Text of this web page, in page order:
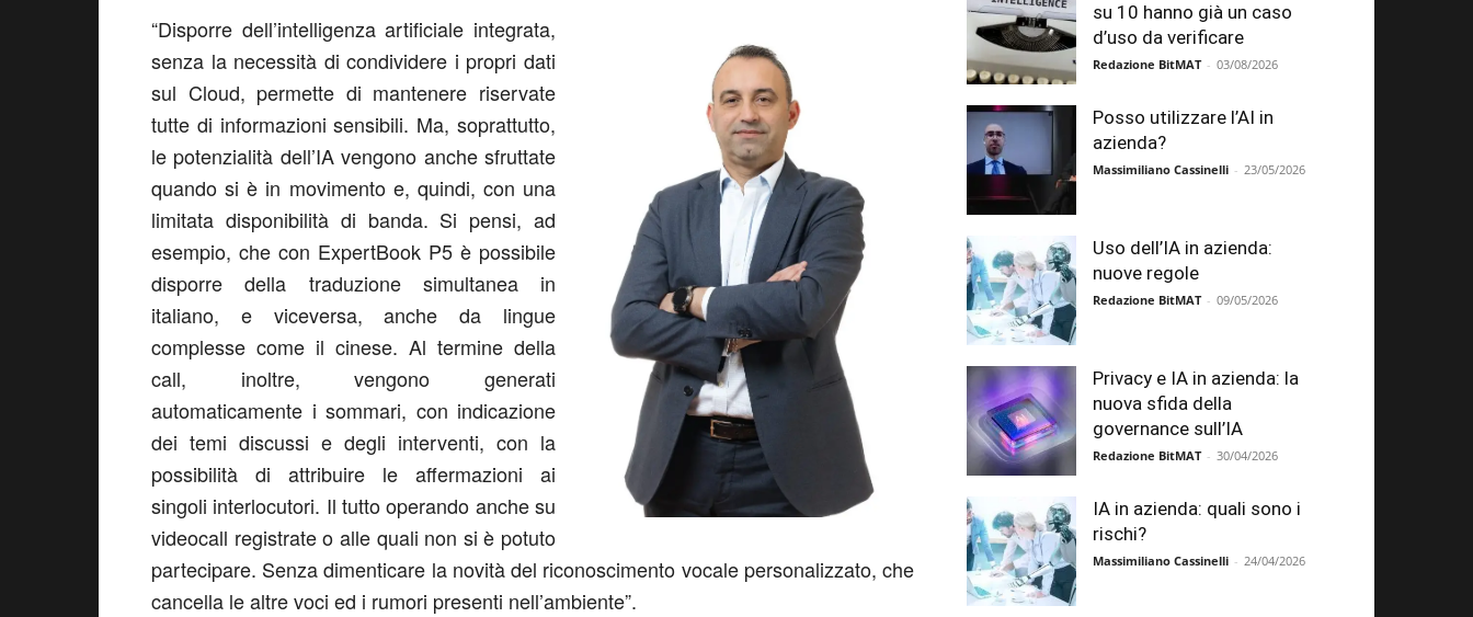
“Disporre dell’intelligenza artificiale integrata,
senza la necessità di condividere i propri dati
sul Cloud, permette di mantenere riservate
tutte di informazioni sensibili. Ma, soprattutto,
le potenzialità dell’IA vengono anche sfruttate
quando si è in movimento e, quindi, con una
limitata disponibilità di banda. Si pensi, ad
esempio, che con ExpertBook P5 è possibile
disporre della traduzione simultanea in
italiano, e viceversa, anche da lingue
complesse come il cinese. Al termine della
call, inoltre, vengono generati
automaticamente i sommari, con indicazione
dei temi discussi e degli interventi, con la
possibilità di attribuire le affermazioni ai
singoli interlocutori. Il tutto operando anche su
videocall registrate o alle quali non si è potuto
partecipare. Senza dimenticare la novità del riconoscimento vocale personalizzato, che
cancella le altre voci ed i rumori presenti nell’ambiente”.
su 10 hanno già un caso
d’uso da verificare
Redazione BitMAT - 03/08/2026
Posso utilizzare l’AI in
azienda?
Massimiliano Cassinelli - 23/05/2026
Uso dell’IA in azienda:
nuove regole
Redazione BitMAT - 09/05/2026
Privacy e IA in azienda: la
nuova sfida della
governance sull’IA
Redazione BitMAT - 30/04/2026
IA in azienda: quali sono i
rischi?
Massimiliano Cassinelli - 24/04/2026